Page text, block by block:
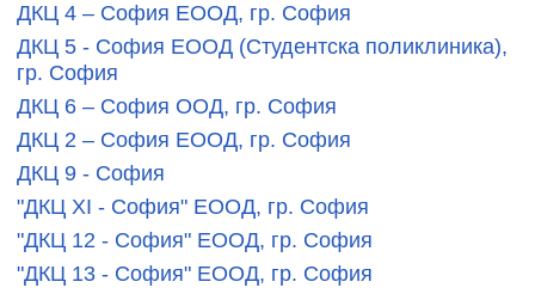
ДКЦ 4 – София ЕООД, гр. София
ДКЦ 5 - София ЕООД (Студентска поликлиника),
гр. София
ДКЦ 6 – София ООД, гр. София
ДКЦ 2 – София ЕООД, гр. София
ДКЦ 9 - София
"ДКЦ XI - София" ЕООД, гр. София
"ДКЦ 12 - София" ЕООД, гр. София
"ДКЦ 13 - София" ЕООД, гр. София